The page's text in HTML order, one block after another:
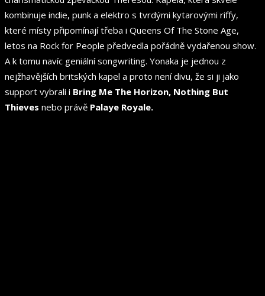
kombinuje indie, punk a elektro s tvrdými kytarovými riffy,
které místy připomínají třeba i Queens Of The Stone Age,
letos na Rock for People předvedla pořádně vydařenou show.
A k tomu navíc geniální songwriting. Yonaka je jednou z
nejžhavějších britských kapel a proto není divu, že si ji jako
support vybrali i Bring Me The Horizon, Nothing But
Thieves nebo právě Palaye Royale.